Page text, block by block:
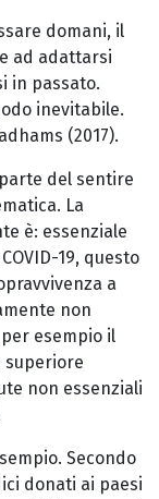
domani, il
ad adattarsi
in passato.
inevitabile.
(2017).
del sentire
La
è: essenziale
19, questo
a
non
esempio il
superiore
non essenziali
Secondo
donati ai paesi